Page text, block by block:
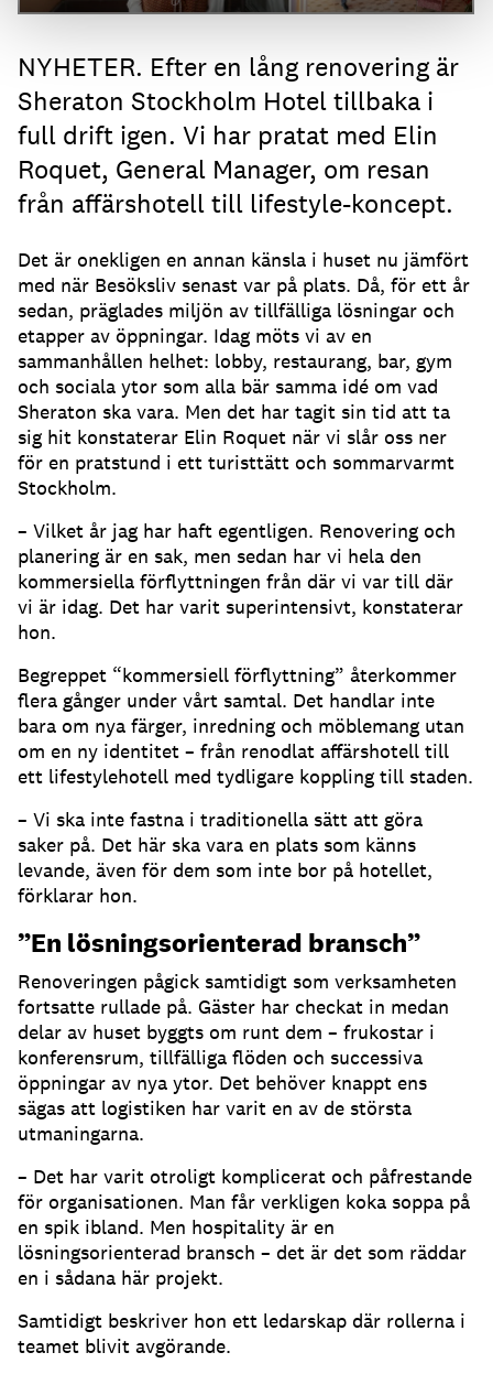
NYHETER. Efter en lång renovering är
Sheraton Stockholm Hotel tillbaka i
full drift igen. Vi har pratat med Elin
Roquet, General Manager, om resan
från affärshotell till lifestyle-koncept.
Det är onekligen en annan känsla i huset nu jämfört
med när Besöksliv senast var på plats. Då, för ett år
sedan, präglades miljön av tillfälliga lösningar och
etapper av öppningar. Idag möts vi av en
sammanhållen helhet: lobby, restaurang, bar, gym
och sociala ytor som alla bär samma idé om vad
Sheraton ska vara. Men det har tagit sin tid att ta
sig hit konstaterar Elin Roquet när vi slår oss ner
för en pratstund i ett turisttätt och sommarvarmt
Stockholm.
– Vilket år jag har haft egentligen. Renovering och
planering är en sak, men sedan har vi hela den
kommersiella förflyttningen från där vi var till där
vi är idag. Det har varit superintensivt, konstaterar
hon.
Begreppet “kommersiell förflyttning” återkommer
flera gånger under vårt samtal. Det handlar inte
bara om nya färger, inredning och möblemang utan
om en ny identitet – från renodlat affärshotell till
ett lifestylehotell med tydligare koppling till staden.
– Vi ska inte fastna i traditionella sätt att göra
saker på. Det här ska vara en plats som känns
levande, även för dem som inte bor på hotellet,
förklarar hon.
”En lösningsorienterad bransch”
Renoveringen pågick samtidigt som verksamheten
fortsatte rullade på. Gäster har checkat in medan
delar av huset byggts om runt dem – frukostar i
konferensrum, tillfälliga flöden och successiva
öppningar av nya ytor. Det behöver knappt ens
sägas att logistiken har varit en av de största
utmaningarna.
– Det har varit otroligt komplicerat och påfrestande
för organisationen. Man får verkligen koka soppa på
en spik ibland. Men hospitality är en
lösningsorienterad bransch – det är det som räddar
en i sådana här projekt.
Samtidigt beskriver hon ett ledarskap där rollerna i
teamet blivit avgörande.